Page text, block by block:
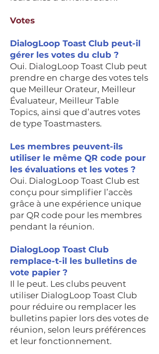
Votes
DialogLoop Toast Club peut-il
gérer les votes du club ?
Oui. DialogLoop Toast Club peut
prendre en charge des votes tels
que Meilleur Orateur, Meilleur
Évaluateur, Meilleur Table
Topics, ainsi que d’autres votes
de type Toastmasters.
Les membres peuvent-ils
utiliser le même QR code pour
les évaluations et les votes ?
Oui. DialogLoop Toast Club est
conçu pour simplifier l’accès
grâce à une expérience unique
par QR code pour les membres
pendant la réunion.
DialogLoop Toast Club
remplace-t-il les bulletins de
vote papier ?
Il le peut. Les clubs peuvent
utiliser DialogLoop Toast Club
pour réduire ou remplacer les
bulletins papier lors des votes de
réunion, selon leurs préférences
et leur fonctionnement.